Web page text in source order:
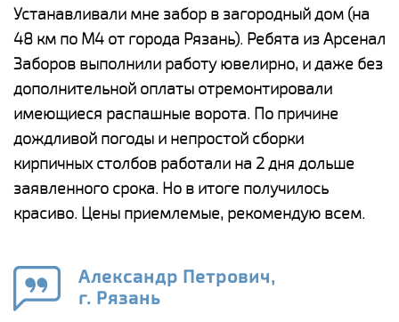
Устанавливали мне забор в загородный дом (на
48 км по М4 от города Рязань). Ребята из Арсенал
Заборов выполнили работу ювелирно, и даже без
дополнительной оплаты отремонтировали
имеющиеся распашные ворота. По причине
дождливой погоды и непростой сборки
кирпичных столбов работали на 2 дня дольше
заявленного срока. Но в итоге получилось
красиво. Цены приемлемые, рекомендую всем.
Александр Петрович,
г. Рязань